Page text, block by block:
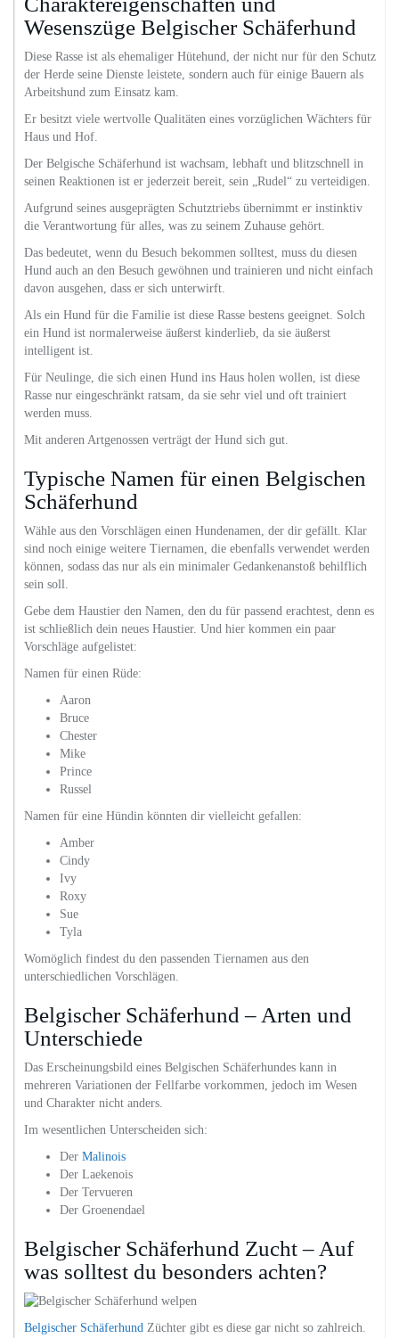
Wesenszüge Belgischer Schäferhund
Diese Rasse ist als ehemaliger Hütehund, der nicht nur für den Schutz
der Herde seine Dienste leistete, sondern auch für einige Bauern als
Arbeitshund zum Einsatz kam.
Er besitzt viele wertvolle Qualitäten eines vorzüglichen Wächters für
Haus und Hof.
Der Belgische Schäferhund ist wachsam, lebhaft und blitzschnell in
seinen Reaktionen ist er jederzeit bereit, sein „Rudel“ zu verteidigen.
Aufgrund seines ausgeprägten Schutztriebs übernimmt er instinktiv
die Verantwortung für alles, was zu seinem Zuhause gehört.
Das bedeutet, wenn du Besuch bekommen solltest, muss du diesen
Hund auch an den Besuch gewöhnen und trainieren und nicht einfach
davon ausgehen, dass er sich unterwirft.
Als ein Hund für die Familie ist diese Rasse bestens geeignet. Solch
ein Hund ist normalerweise äußerst kinderlieb, da sie äußerst
intelligent ist.
Für Neulinge, die sich einen Hund ins Haus holen wollen, ist diese
Rasse nur eingeschränkt ratsam, da sie sehr viel und oft trainiert
werden muss.
Mit anderen Artgenossen verträgt der Hund sich gut.
Typische Namen für einen Belgischen
Schäferhund
Wähle aus den Vorschlägen einen Hundenamen, der dir gefällt. Klar
sind noch einige weitere Tiernamen, die ebenfalls verwendet werden
können, sodass das nur als ein minimaler Gedankenanstoß behilflich
sein soll.
Gebe dem Haustier den Namen, den du für passend erachtest, denn es
ist schließlich dein neues Haustier. Und hier kommen ein paar
Vorschläge aufgelistet:
Namen für einen Rüde:
Aaron
Bruce
Chester
Mike
Prince
Russel
Namen für eine Hündin könnten dir vielleicht gefallen:
Amber
Cindy
Ivy
Roxy
Sue
Tyla
Womöglich findest du den passenden Tiernamen aus den
unterschiedlichen Vorschlägen.
Belgischer Schäferhund – Arten und
Unterschiede
Das Erscheinungsbild eines Belgischen Schäferhundes kann in
mehreren Variationen der Fellfarbe vorkommen, jedoch im Wesen
und Charakter nicht anders.
Im wesentlichen Unterscheiden sich:
Der Malinois
Der Laekenois
Der Tervueren
Der Groenendael
Belgischer Schäferhund Zucht – Auf
was solltest du besonders achten?
Belgischer Schäferhund Züchter gibt es diese gar nicht so zahlreich.